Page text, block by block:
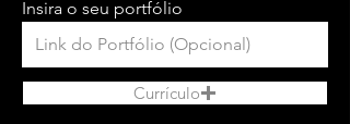
Insira o seu portfólio
Currículo